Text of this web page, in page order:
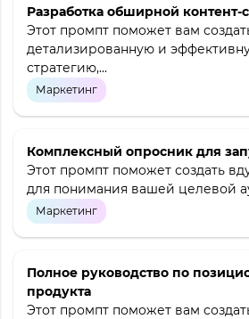
Разработка обширной контент-
Этот промпт поможет вам
детализированную и
стратегию,...
Маркетинг
Комплексный опросник для
Этот промпт поможет создать
для понимания вашей целевой
Маркетинг
Полное руководство по
продукта
Этот промпт поможет вам